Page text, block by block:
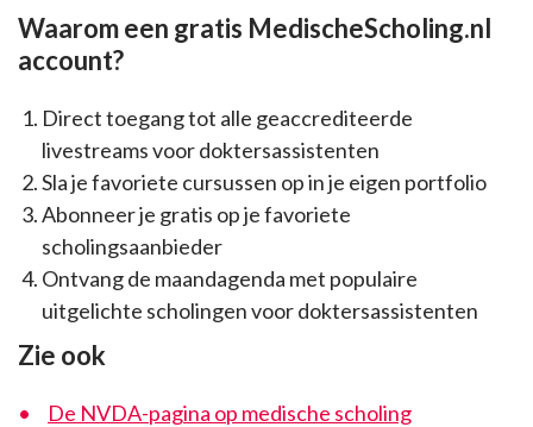
Waarom een gratis MedischeScholing.nl
account?
Direct toegang tot alle geaccrediteerde
livestreams voor doktersassistenten
Sla je favoriete cursussen op in je eigen portfolio
Abonneer je gratis op je favoriete
scholingsaanbieder
Ontvang de maandagenda met populaire
uitgelichte scholingen voor doktersassistenten
Zie ook
De NVDA-pagina op medische scholing